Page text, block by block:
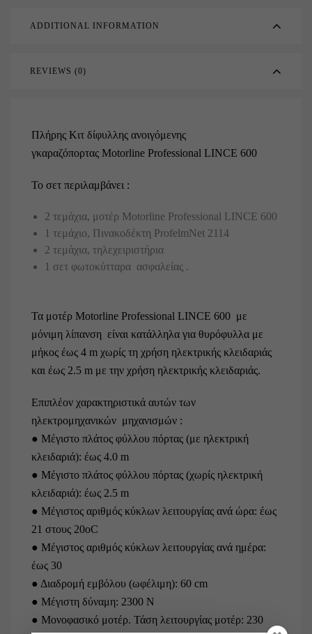
ADDITIONAL INFORMATION
REVIEWS (0)
Πλήρης Κιτ δίφυλλης ανοιγόμενης
γκαραζόπορτας Motorline Professional LINCE 600
Το σετ περιλαμβάνει :
2 τεμάχια, μοτέρ Motorline Professional LINCE 600
1 τεμάχιο, Πινακοδέκτη ProfelmNet 2114
2 τεμάχια, τηλεχειριστήρια
1 σετ φωτοκύτταρα ασφαλείας .
Τα μοτέρ Motorline Professional LINCE 600 με
μόνιμη λίπανση είναι κατάλληλα για θυρόφυλλα με
μήκος έως 4 m χωρίς τη χρήση ηλεκτρικής κλειδαριάς
και έως 2.5 m με την χρήση ηλεκτρικής κλειδαριάς.
Επιπλέον χαρακτηριστικά αυτών των
ηλεκτρομηχανικών μηχανισμών :
● Μέγιστο πλάτος φύλλου πόρτας (με ηλεκτρική
κλειδαριά): έως 4.0 m
● Μέγιστο πλάτος φύλλου πόρτας (χωρίς ηλεκτρική
κλειδαριά): έως 2.5 m
● Μέγιστος αριθμός κύκλων λειτουργίας ανά ώρα: έως
21 στους 20οC
● Μέγιστος αριθμός κύκλων λειτουργίας ανά ημέρα:
έως 30
● Διαδρομή εμβόλου (ωφέλιμη): 60 cm
● Μέγιστη δύναμη: 2300 N
● Μονοφασικό μοτέρ. Τάση λειτουργίας μοτέρ: 230